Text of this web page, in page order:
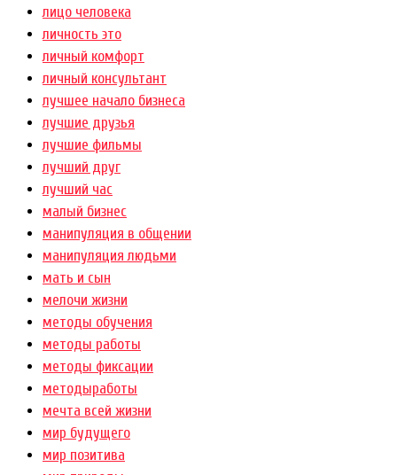
лицо человека
личность это
личный комфорт
личный консультант
лучшее начало бизнеса
лучшие друзья
лучшие фильмы
лучший друг
лучший час
малый бизнес
манипуляция в общении
манипуляция людьми
мать и сын
мелочи жизни
методы обучения
методы работы
методы фиксации
методыработы
мечта всей жизни
мир будущего
мир позитива